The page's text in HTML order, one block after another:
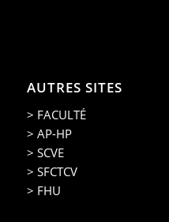
AUTRES SITES
> FACULTÉ
> AP-HP
> SCVE
> SFCTCV
> FHU